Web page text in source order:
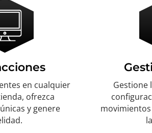
en cualquier
ofrezca
y genere
Gestione